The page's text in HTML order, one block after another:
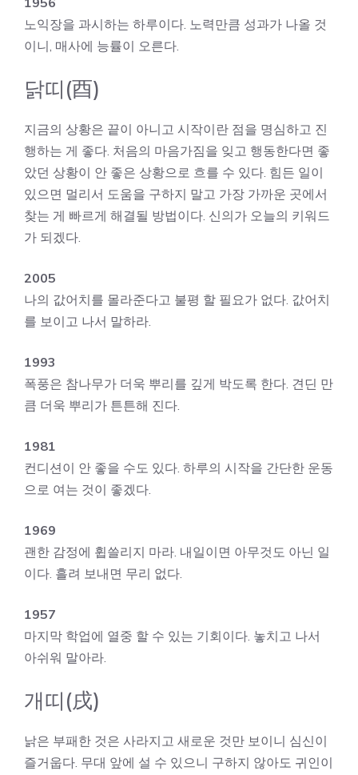
노익장을 과시하는 하루이다. 노력만큼 성과가 나올 것
이니, 매사에 능률이 오른다.
닭띠(酉)
지금의 상황은 끝이 아니고 시작이란 점을 명심하고 진
행하는 게 좋다. 처음의 마음가짐을 잊고 행동한다면 좋
았던 상황이 안 좋은 상황으로 흐를 수 있다. 힘든 일이
있으면 멀리서 도움을 구하지 말고 가장 가까운 곳에서
찾는 게 빠르게 해결될 방법이다. 신의가 오늘의 키워드
가 되겠다.
2005
나의 값어치를 몰라준다고 불평 할 필요가 없다. 값어치
를 보이고 나서 말하라.
1993
폭풍은 참나무가 더욱 뿌리를 깊게 박도록 한다. 견딘 만
큼 더욱 뿌리가 튼튼해 진다.
1981
컨디션이 안 좋을 수도 있다. 하루의 시작을 간단한 운동
으로 여는 것이 좋겠다.
1969
괜한 감정에 휩쓸리지 마라. 내일이면 아무것도 아닌 일
이다. 흘려 보내면 무리 없다.
1957
마지막 학업에 열중 할 수 있는 기회이다. 놓치고 나서
아쉬워 말아라.
개띠(戌)
낡은 부패한 것은 사라지고 새로운 것만 보이니 심신이
즐거웁다. 무대 앞에 설 수 있으니 구하지 않아도 귀인이